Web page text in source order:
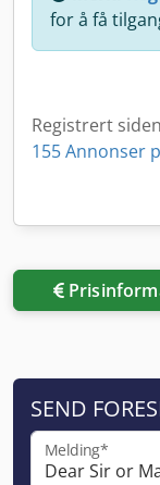
for å få
Registrert
155 Annonser
SEND
Melding*